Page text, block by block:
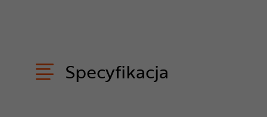
Specyfikacja